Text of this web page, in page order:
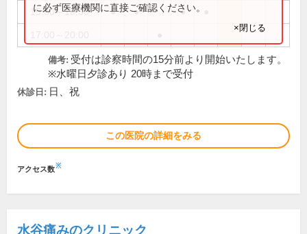
15:30～18:30 ● ● ●
に必ず医療機関に直接ご確認ください。
×閉じる
備考: 受付は診察時間の15分前より開始いたします。
※水曜日夕診あり 20時まで受付
休診日: 日、祝
この医院の詳細をみる
アクセス数※
水谷痛みのクリニック